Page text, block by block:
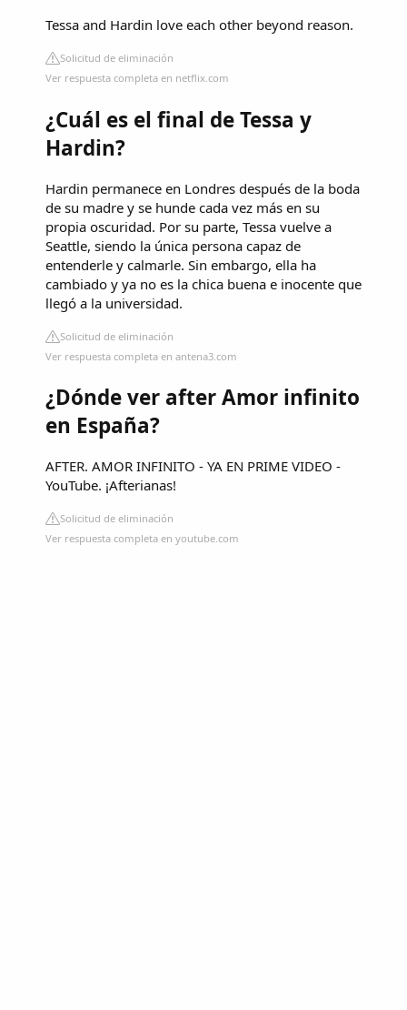
Tessa and Hardin love each other beyond reason.
Solicitud de eliminación
Ver respuesta completa en netflix.com
¿Cuál es el final de Tessa y
Hardin?
Hardin permanece en Londres después de la boda
de su madre y se hunde cada vez más en su
propia oscuridad. Por su parte, Tessa vuelve a
Seattle, siendo la única persona capaz de
entenderle y calmarle. Sin embargo, ella ha
cambiado y ya no es la chica buena e inocente que
llegó a la universidad.
Solicitud de eliminación
Ver respuesta completa en antena3.com
¿Dónde ver after Amor infinito
en España?
AFTER. AMOR INFINITO - YA EN PRIME VIDEO -
YouTube. ¡Afterianas!
Solicitud de eliminación
Ver respuesta completa en youtube.com